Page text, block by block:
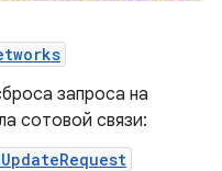
запроса на
сотовой связи: